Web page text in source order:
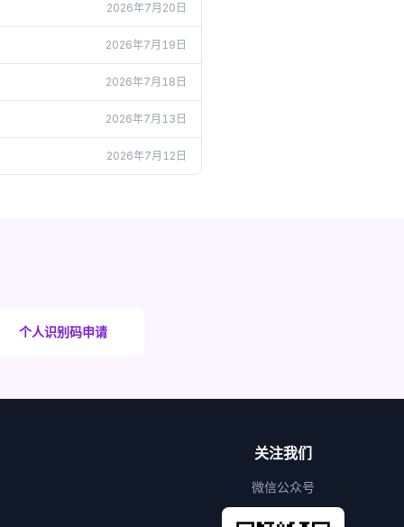
2026年7月20日
2026年7月19日
2026年7月18日
2026年7月13日
2026年7月12日
个人识别码申请
关注我们
微信公众号